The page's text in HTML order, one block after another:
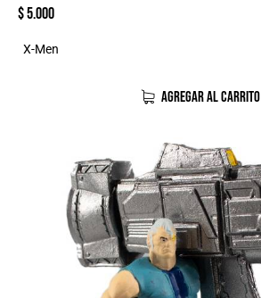
$5.000
X-Men
AGREGAR AL CARRITO